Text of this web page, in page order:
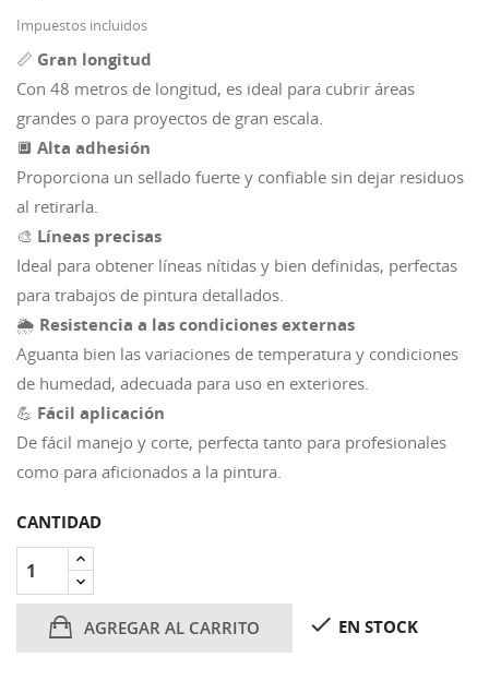
Impuestos incluidos
📏 Gran longitud
Con 48 metros de longitud, es ideal para cubrir áreas
grandes o para proyectos de gran escala.
🔲 Alta adhesión
Proporciona un sellado fuerte y confiable sin dejar residuos
al retirarla.
🎨 Líneas precisas
Ideal para obtener líneas nítidas y bien definidas, perfectas
para trabajos de pintura detallados.
🌦️ Resistencia a las condiciones externas
Aguanta bien las variaciones de temperatura y condiciones
de humedad, adecuada para uso en exteriores.
💪 Fácil aplicación
De fácil manejo y corte, perfecta tanto para profesionales
como para aficionados a la pintura.
CANTIDAD
AGREGAR AL CARRITO  EN STOCK